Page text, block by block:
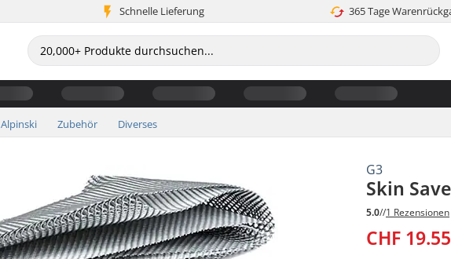
Schnelle Lieferung 365 Tage
Alpinski Zubehör Diverses
G3
Skin
5.0//1 Rezensionen
CHF 19.55